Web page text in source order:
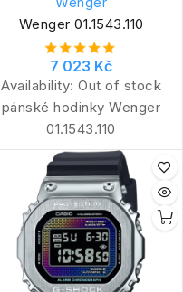
Wenger 01.1543.110
7 023 Kč
Availability: Out of stock
pánské hodinky Wenger
01.1543.110